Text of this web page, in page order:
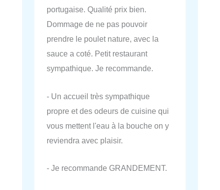
portugaise. Qualité prix bien.
Dommage de ne pas pouvoir
prendre le poulet nature, avec la
sauce a coté. Petit restaurant
sympathique. Je recommande.
- Un accueil très sympathique
propre et des odeurs de cuisine qui
vous mettent l'eau à la bouche on y
reviendra avec plaisir.
- Je recommande GRANDEMENT.